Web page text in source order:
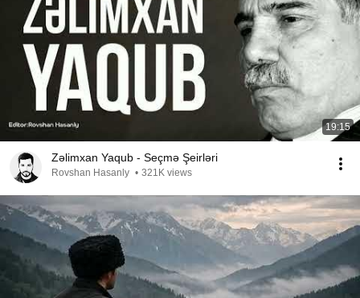
19:15
Zəlimxan Yaqub - Seçmə Şeirləri
Rovshan Hasanly • 321K views